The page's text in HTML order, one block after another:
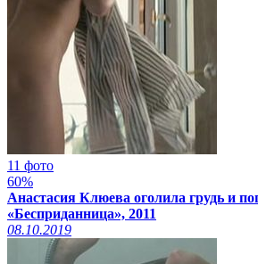
11 фото
60%
Анастасия Клюева оголила грудь и
«Бесприданница», 2011
08.10.2019